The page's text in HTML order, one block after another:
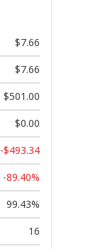
$7.66
$7.66
$501.00
$0.00
-$493.34
-89.40%
99.43%
16